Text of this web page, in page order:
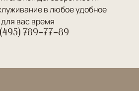
в любое удобное
для вас время
789-77-89